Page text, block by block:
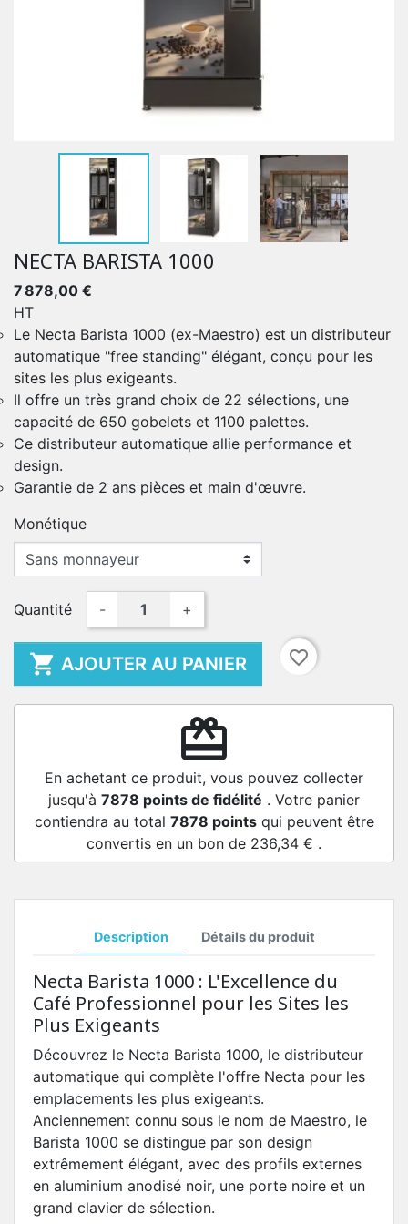
NECTA BARISTA 1000
7 878,00 €
HT
Le Necta Barista 1000 (ex-Maestro) est un distributeur
automatique "free standing" élégant, conçu pour les
sites les plus exigeants.
Il offre un très grand choix de 22 sélections, une
capacité de 650 gobelets et 1100 palettes.
Ce distributeur automatique allie performance et
design.
Garantie de 2 ans pièces et main d'œuvre.
Monétique
Quantité - +
 AJOUTER AU PANIER favorite_border
redeem
En achetant ce produit, vous pouvez collecter
jusqu'à 7878 points de fidélité . Votre panier
contiendra au total 7878 pointsqui peuvent être
convertis en un bon de 236,34 € .
Description Détails du produit
Necta Barista 1000 : L'Excellence du
Café Professionnel pour les Sites les
Plus Exigeants
Découvrez le Necta Barista 1000, le distributeur
automatique qui complète l'offre Necta pour les
emplacements les plus exigeants.
Anciennement connu sous le nom de Maestro, le
Barista 1000 se distingue par son design
extrêmement élégant, avec des profils externes
en aluminium anodisé noir, une porte noire et un
grand clavier de sélection.